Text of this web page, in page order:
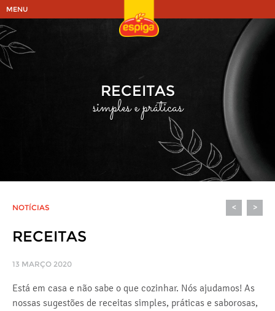
MENU
RECEITAS
simples e práticas
NOTÍCIAS < >
RECEITAS
13 MARÇO 2020
Está em casa e não sabe o que cozinhar. Nós ajudamos! As
nossas sugestões de receitas simples, práticas e saborosas,